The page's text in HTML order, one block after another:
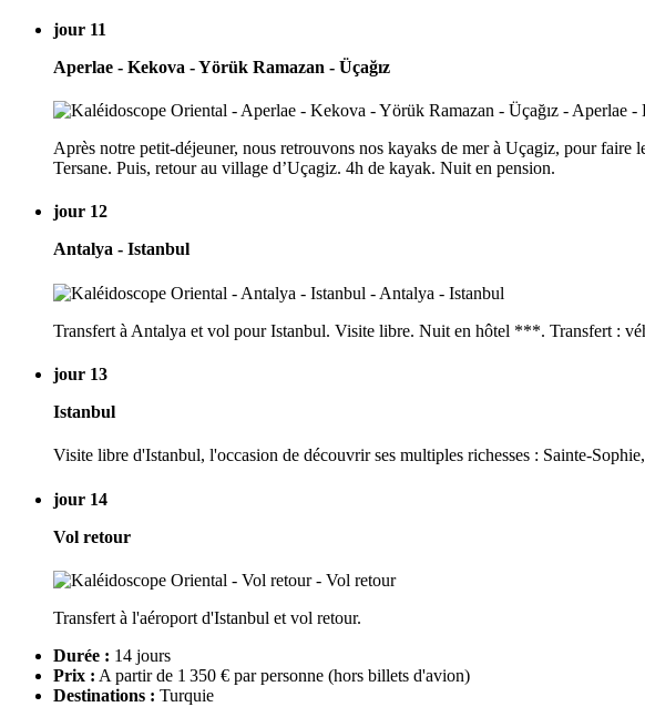
jour 11
Aperlae - Kekova - Yörük Ramazan - Üçağız
Après notre petit-déjeuner, nous retrouvons nos kayaks de mer à Uçagiz, pour
Tersane. Puis, retour au village d’Uçagiz. 4h de kayak. Nuit en pension.
jour 12
Antalya - Istanbul
Transfert à Antalya et vol pour Istanbul. Visite libre. Nuit en hôtel ***. Transfert :
jour 13
Istanbul
Visite libre d'Istanbul, l'occasion de découvrir ses multiples richesses : Sainte-
jour 14
Vol retour
Transfert à l'aéroport d'Istanbul et vol retour.
Durée : 14 jours
Prix : A partir de 1 350 € par personne (hors billets d'avion)
Destinations : Turquie